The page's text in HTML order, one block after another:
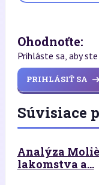
Ohodnoťte:
Prihláste sa, aby
PRIHLÁSIŤ SA
Súvisiace
Analýza
lakomstva a...